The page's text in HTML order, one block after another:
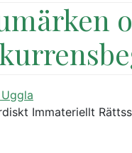
Immateriellt